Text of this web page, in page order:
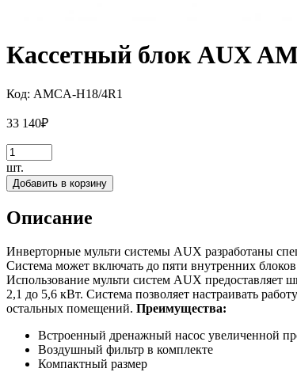
Кассетный блок AUX
Код: AMCA-H18/4R1
33 140₽
шт.
Добавить в корзину
Описание
Инверторные мульти системы AUX разработаны
Система может включать до пяти внутренних
Использование мульти систем AUX предоставляет
2,1 до 5,6 кВт. Система позволяет настраивать
остальных помещений. Преимущества:
Встроенный дренажный насос увеличенной
Воздушный фильтр в комплекте
Компактный размер